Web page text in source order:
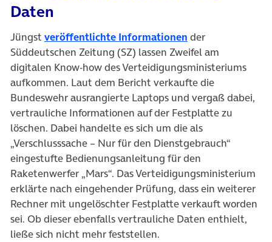
Daten
Jüngst veröffentlichte Informationen (öffnet in neuem
der
Süddeutschen Zeitung (SZ) lassen Zweifel am
digitalen Know-how des Verteidigungsministeriums
aufkommen. Laut dem Bericht verkaufte die
Bundeswehr ausrangierte Laptops und vergaß dabei,
vertrauliche Informationen auf der Festplatte zu
löschen. Dabei handelte es sich um die als
„Verschlusssache – Nur für den Dienstgebrauch“
eingestufte Bedienungsanleitung für den
Raketenwerfer „Mars“. Das Verteidigungsministerium
erklärte nach eingehender Prüfung, dass ein weiterer
Rechner mit ungelöschter Festplatte verkauft worden
sei. Ob dieser ebenfalls vertrauliche Daten enthielt,
ließe sich nicht mehr feststellen.